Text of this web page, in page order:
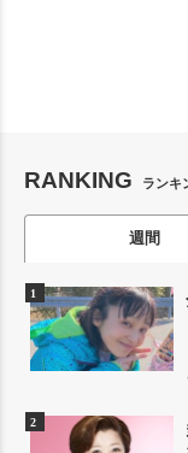
RANKING ランキ
週間